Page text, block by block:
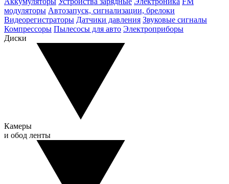
модуляторы Автозапуск, сигнализации, брелоки
Видеорегистраторы Датчики давления Звуковые сигналы
Компрессоры Пылесосы для авто Электроприборы
Диски
Камеры
и обод ленты